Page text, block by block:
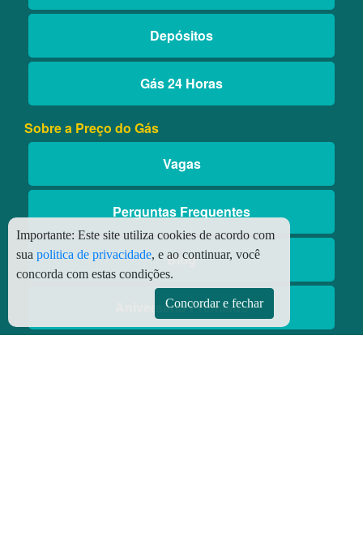
Depósitos
Gás 24 Horas
Sobre a Preço do Gás
Vagas
Perguntas Frequentes
Blog
Aniversário Premiado
Importante: Este site utiliza cookies de acordo com
sua politica de privacidade, e ao continuar, você
concorda com estas condições.
Concordar e fechar